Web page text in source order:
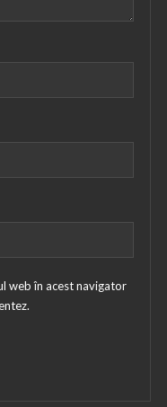
web în acest navigator